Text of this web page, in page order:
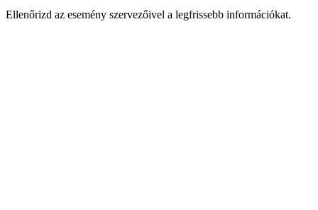
Ellenőrizd az esemény szervezőivel a legfrissebb információkat.